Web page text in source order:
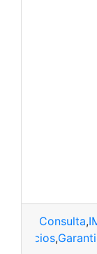
Consulta,
beneficios,